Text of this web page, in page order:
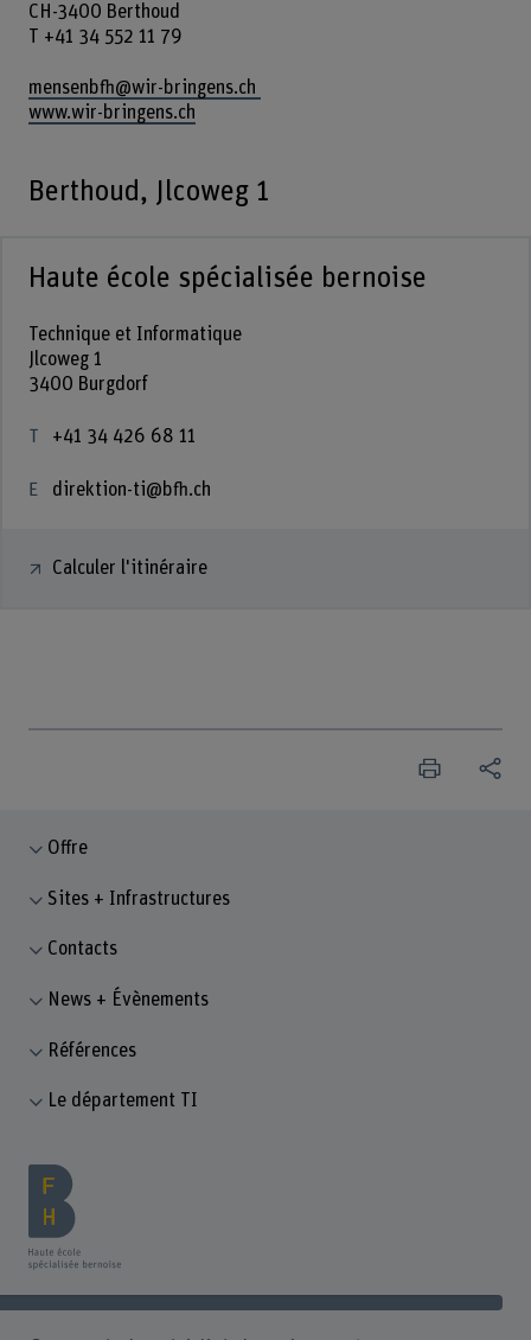
CH-3400 Berthoud
T +41 34 552 11 79
mensenbfh@wir-bringens.ch
www.wir-bringens.ch
Berthoud, Jlcoweg 1
Haute école spécialisée bernoise
Technique et Informatique
Jlcoweg 1
3400 Burgdorf
+41 34 426 68 11
direktion-ti@bfh.ch
Calculer l'itinéraire
Offre
Sites + Infrastructures
Contacts
News + Évènements
Références
Le département TI